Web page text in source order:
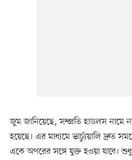
জুম জানিয়েছে, সম্প্রতি হাডলস নামে
হয়েছে। এর মাধ্যমে ভার্চ্যুয়ালি দ্রুত
একে অপরের সঙ্গে যুক্ত হওয়া যাবে।